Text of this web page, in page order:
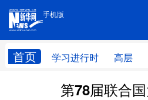
手机版
首页 学习进行时 高层
手机版
网站地
高层
第78届联合